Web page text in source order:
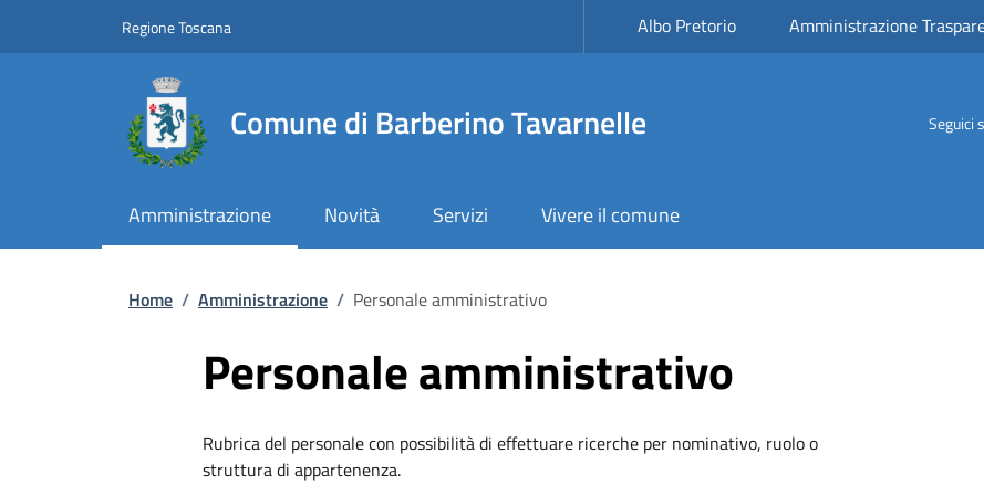
Regione ToscanaSlim top Albo Pretorio Amministrazione
Comune di Barberino Tavarnelle Seguici
Amministrazione Novità Servizi Vivere il comune
Briciole di pane
Home / Amministrazione / Personale amministrativo
Personale amministrativo
Rubrica del personale con possibilità di effettuare ricerche per nominativo, ruolo o
struttura di appartenenza.